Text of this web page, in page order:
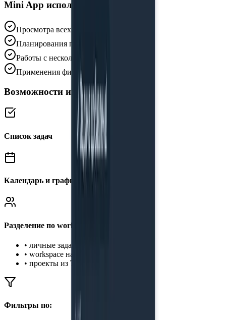
Mini App используется для:
Просмотра всех задач
Планирования по календарю
Работы с несколькими проектами
Применения фильтров и сортировок
Возможности интерфейса:
Список задач
Календарь и график задач
Разделение по workspace:
• личные задачи
• workspace на двоих
• проекты из Telegram-чатов
Фильтры по: